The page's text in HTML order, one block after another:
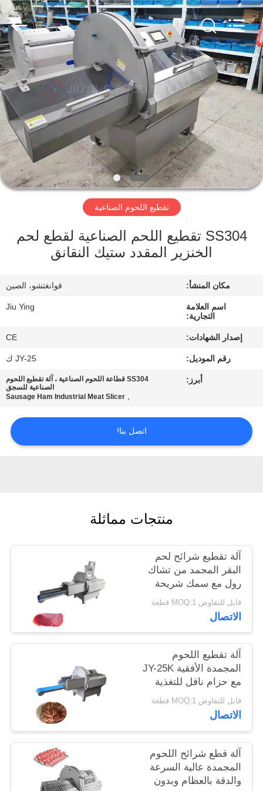
المنزل
المنتجات
برنامج
VR
حولنا
جولة
مراقبة
الجودة
اتصل
أخبار
خريطة
الموقع
سياسة
الخصوصية
Guangzhou
Jiuying
Food
Machinery
Co.,Ltd.
All
Rights
Reserved.
تقطيع اللحوم الصناعية
SS304 تقطيع اللحم الصناعية لقطع لحم
الخنزير المقدد ستيك النقانق
مكان المنشأ: قوانغتشو، الصين
اسم العلامة
التجارية:
Jiu Ying
إصدار الشهادات: CE
رقم الموديل: JY-25 ك
أبرز:
SS304 قطاعة اللحوم الصناعية ، آلة تقطيع اللحوم
الصناعية للسجق
,
Sausage Ham Industrial Meat Slicer
اتصل بنا!
منتجات مماثلة
آلة تقطيع شرائح لحم
البقر المجمد من تشاك
رول مع سمك شريحة
مم
قابل للتفاوض MOQ:1 قطعة
الاتصال
آلة تقطيع اللحوم
المجمدة الأفقية JY-25K
مع حزام ناقل للتغذية
للخارج لشركات تجهيز
الأغذية
قابل للتفاوض MOQ:1 قطعة
الاتصال
آلة قطع شرائح اللحوم
المجمدة عالية السرعة
والدقة بالعظام وبدون